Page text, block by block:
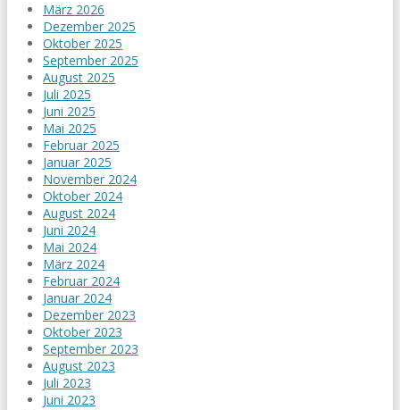
März 2026
Dezember 2025
Oktober 2025
September 2025
August 2025
Juli 2025
Juni 2025
Mai 2025
Februar 2025
Januar 2025
November 2024
Oktober 2024
August 2024
Juni 2024
Mai 2024
März 2024
Februar 2024
Januar 2024
Dezember 2023
Oktober 2023
September 2023
August 2023
Juli 2023
Juni 2023